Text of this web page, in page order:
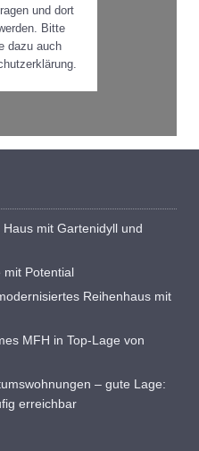
und dort
Bitte
dazu auch
mit Gartenidyll und
mit Potential
Reihenhaus mit
MFH in Top-Lage von
– gute Lage:
erreichbar